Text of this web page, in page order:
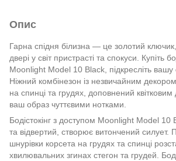
Опис
Гарна спідня білизна — це золотий
двері у світ пристрасті та спокуси. Купіть
Moonlight Model 10 Black, підкресліть вашу
Ніжний комбінезон із незвичайним
на спинці та грудях, доповнений
ваш образ чуттєвими нотками.
Бодістокінг з доступом Moonlight Model 10
та відвертий, створює витончений силует.
шнурівки корсета на грудях та спинці
хвилювальних згинах стегон та грудей.